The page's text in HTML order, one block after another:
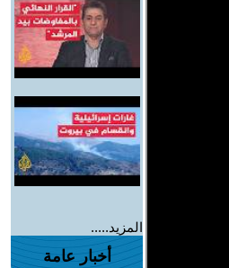
المزيد.....
أخبار عامة